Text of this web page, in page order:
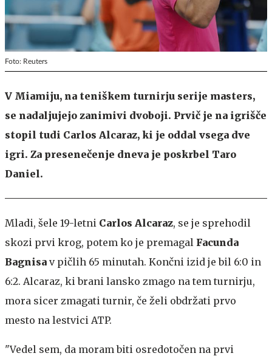
Foto: Reuters
V Miamiju, na teniškem turnirju serije masters,
se nadaljujejo zanimivi dvoboji. Prvič je na igrišče
stopil tudi Carlos Alcaraz, ki je oddal vsega dve
igri. Za presenečenje dneva je poskrbel Taro
Daniel.
Mladi, šele 19-letni Carlos Alcaraz, se je sprehodil
skozi prvi krog, potem ko je premagal Facunda
Bagnisa v pičlih 65 minutah. Končni izid je bil 6:0 in
6:2. Alcaraz, ki brani lansko zmago na tem turnirju,
mora sicer zmagati turnir, če želi obdržati prvo
mesto na lestvici ATP.
"Vedel sem, da moram biti osredotočen na prvi